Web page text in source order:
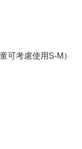
可考慮使用S-M）